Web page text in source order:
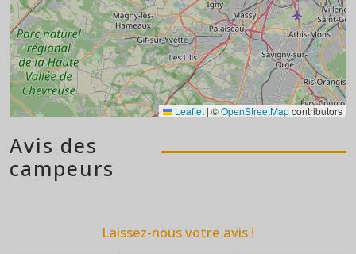
Leaflet | ©OpenStreetMapcontributors
Avis des
campeurs
Laissez-nous votre avis !